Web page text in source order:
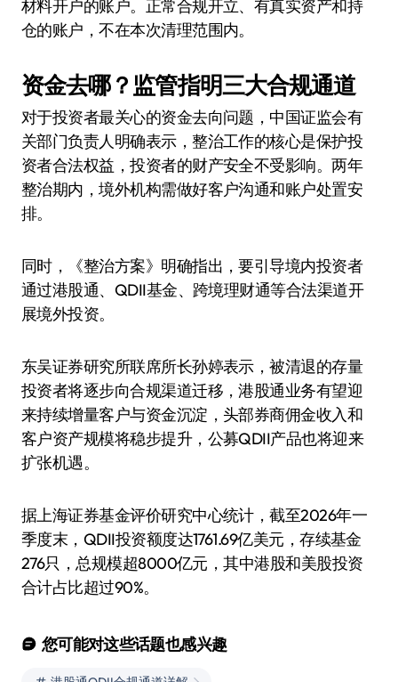
材料开户的账户。正常合规开立、有真实资产和持
仓的账户，不在本次清理范围内。
资金去哪？监管指明三大合规通道
对于投资者最关心的资金去向问题，中国证监会有
关部门负责人明确表示，整治工作的核心是保护投
资者合法权益，投资者的财产安全不受影响。两年
整治期内，境外机构需做好客户沟通和账户处置安
排。
同时，《整治方案》明确指出，要引导境内投资者
通过港股通、QDII基金、跨境理财通等合法渠道开
展境外投资。
东吴证券研究所联席所长孙婷表示，被清退的存量
投资者将逐步向合规渠道迁移，港股通业务有望迎
来持续增量客户与资金沉淀，头部券商佣金收入和
客户资产规模将稳步提升，公募QDII产品也将迎来
扩张机遇。
据上海证券基金评价研究中心统计，截至2026年一
季度末，QDII投资额度达1761.69亿美元，存续基金
276只，总规模超8000亿元，其中港股和美股投资
合计占比超过90%。
您可能对这些话题也感兴趣